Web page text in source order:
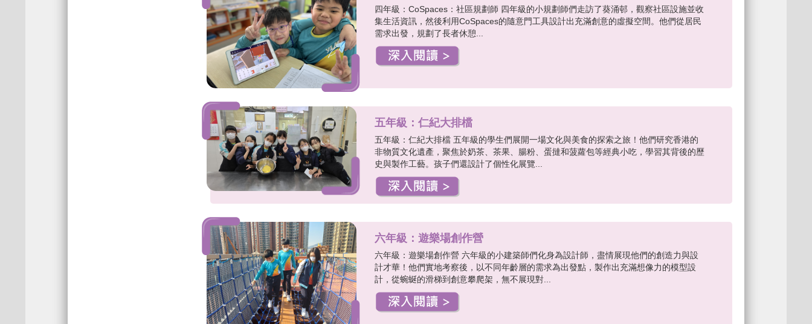
四年級：CoSpaces：社區規劃師 四年級的小規劃師們走訪了葵涌邨，觀察社區設施並收
集生活資訊，然後利用CoSpaces的隨意門工具設計出充滿創意的虛擬空間。他們從居民
需求出發，規劃了長者休憩...
五年級：仁紀大排檔
五年級：仁紀大排檔 五年級的學生們展開一場文化與美食的探索之旅！他們研究香港的
非物質文化遺產，聚焦於奶茶、茶果、腸粉、蛋撻和菠蘿包等經典小吃，學習其背後的歷
史與製作工藝。孩子們還設計了個性化展覽...
六年級：遊樂場創作營
六年級：遊樂場創作營 六年級的小建築師們化身為設計師，盡情展現他們的創造力與設
計才華！他們實地考察後，以不同年齡層的需求為出發點，製作出充滿想像力的模型設
計，從蜿蜒的滑梯到創意攀爬架，無不展現對...